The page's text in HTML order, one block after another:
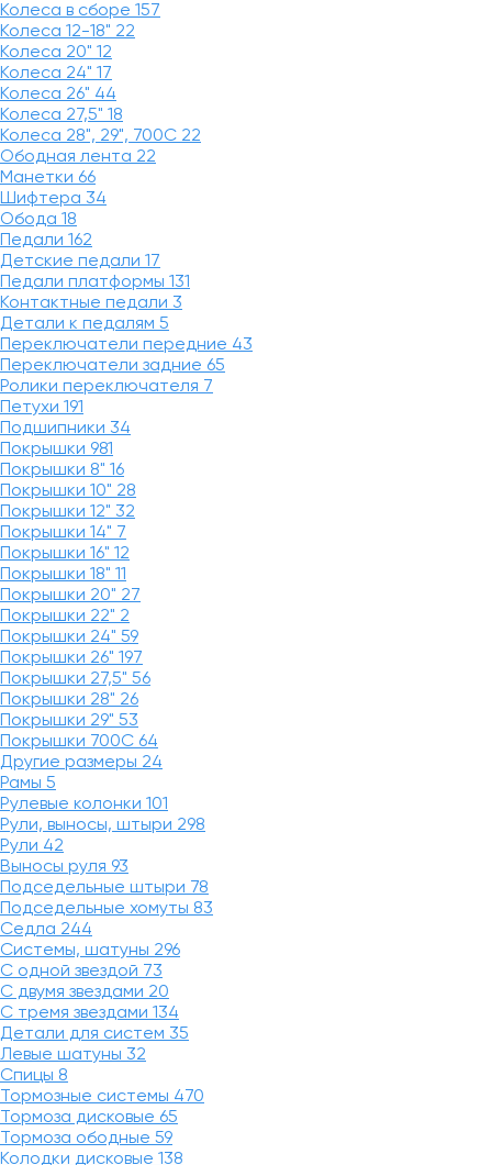
Колеса в сборе 157
Колеса 12-18" 22
Колеса 20" 12
Колеса 24" 17
Колеса 26" 44
Колеса 27,5" 18
Колеса 28", 29", 700С 22
Ободная лента 22
Манетки 66
Шифтера 34
Обода 18
Педали 162
Детские педали 17
Педали платформы 131
Контактные педали 3
Детали к педалям 5
Переключатели передние 43
Переключатели задние 65
Ролики переключателя 7
Петухи 191
Подшипники 34
Покрышки 981
Покрышки 8" 16
Покрышки 10" 28
Покрышки 12" 32
Покрышки 14" 7
Покрышки 16" 12
Покрышки 18" 11
Покрышки 20" 27
Покрышки 22" 2
Покрышки 24" 59
Покрышки 26" 197
Покрышки 27,5" 56
Покрышки 28" 26
Покрышки 29" 53
Покрышки 700C 64
Другие размеры 24
Рамы 5
Рулевые колонки 101
Рули, выносы, штыри 298
Рули 42
Выносы руля 93
Подседельные штыри 78
Подседельные хомуты 83
Седла 244
Системы, шатуны 296
С одной звездой 73
С двумя звездами 20
С тремя звездами 134
Детали для систем 35
Левые шатуны 32
Спицы 8
Тормозные системы 470
Тормоза дисковые 65
Тормоза ободные 59
Колодки дисковые 138